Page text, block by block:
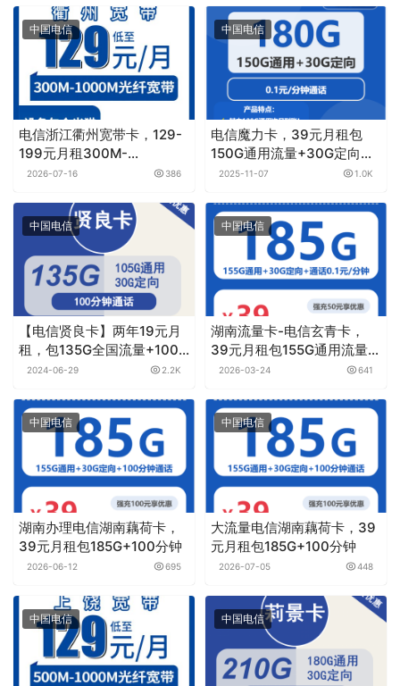
中国电信
电信浙江衢州宽带卡，129-
199元月租300M-
1000M30-100G+500-
2026-07-16 386
中国电信
电信魔力卡，39元月租包
150G通用流量+30G定向流
量+通话0.1元月租/分钟
2025-11-07 1.0K
中国电信
【电信贤良卡】两年19元月
租，包135G全国流量+100
分钟通话，首月免月租
2024-06-29 2.2K
中国电信
湖南流量卡-电信玄青卡，
39元月租包155G通用流量
+30G定向流量+通话0.1元月
2026-03-24 641
中国电信
湖南办理电信湖南藕荷卡，
39元月租包185G+100分钟
2026-06-12 695
中国电信
大流量电信湖南藕荷卡，39
元月租包185G+100分钟
2026-07-05 448
中国电信 中国电信